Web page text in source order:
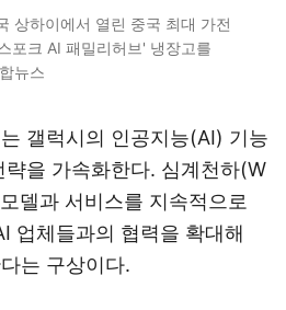
상하이에서 열린 중국 최대 가전
포크 AI 패밀리허브' 냉장고를
뉴스
갤럭시의 인공지능(AI) 기능
을 가속화한다. 심계천하(W
델과 서비스를 지속적으로
업체들과의 협력을 확대해
는 구상이다.